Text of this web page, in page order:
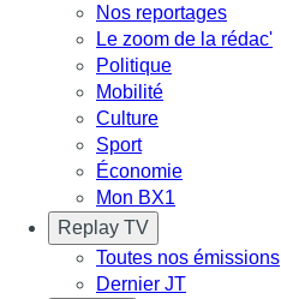
Nos reportages
Le zoom de la rédac'
Politique
Mobilité
Culture
Sport
Économie
Mon BX1
Replay TV
Toutes nos émissions
Dernier JT